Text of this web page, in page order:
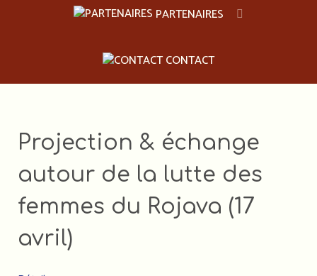
PARTENAIRES
CONTACT
Projection & échange
autour de la lutte des
femmes du Rojava (17
avril)